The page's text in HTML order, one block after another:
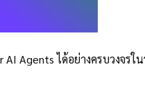
Agents ได้อย่างครบวงจรใ